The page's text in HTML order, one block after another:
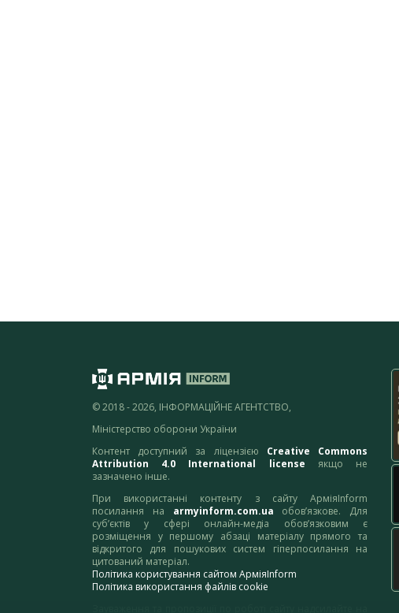
© 2018 - 2026, ІНФОРМАЦІЙНЕ АГЕНТСТВО,
Міністерство оборони України
Контент доступний за ліцензією Creative Commons
Attribution 4.0 International license якщо не
зазначено інше.
При використанні контенту з сайту АрміяInform
посилання на armyinform.com.ua обов’язкове. Для
суб’єктів у сфері онлайн-медіа обов’язковим є
розміщення у першому абзаці матеріалу прямого та
відкритого для пошукових систем гіперпосилання на
цитований матеріал.
Політика користування сайтом АрміяInform
Політика використання файлів cookie